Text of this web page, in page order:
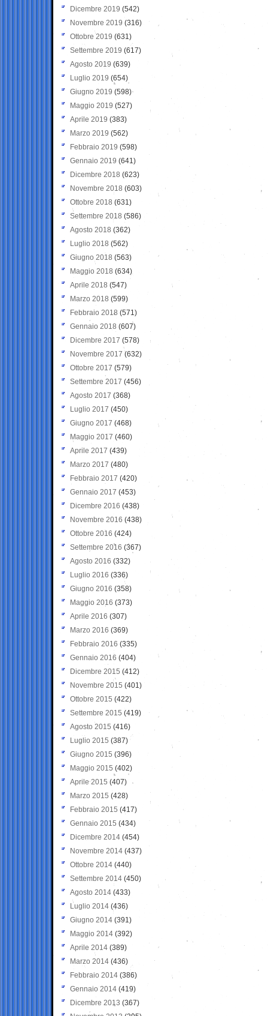
Dicembre 2019 (542)
Novembre 2019 (316)
Ottobre 2019 (631)
Settembre 2019 (617)
Agosto 2019 (639)
Luglio 2019 (654)
Giugno 2019 (598)
Maggio 2019 (527)
Aprile 2019 (383)
Marzo 2019 (562)
Febbraio 2019 (598)
Gennaio 2019 (641)
Dicembre 2018 (623)
Novembre 2018 (603)
Ottobre 2018 (631)
Settembre 2018 (586)
Agosto 2018 (362)
Luglio 2018 (562)
Giugno 2018 (563)
Maggio 2018 (634)
Aprile 2018 (547)
Marzo 2018 (599)
Febbraio 2018 (571)
Gennaio 2018 (607)
Dicembre 2017 (578)
Novembre 2017 (632)
Ottobre 2017 (579)
Settembre 2017 (456)
Agosto 2017 (368)
Luglio 2017 (450)
Giugno 2017 (468)
Maggio 2017 (460)
Aprile 2017 (439)
Marzo 2017 (480)
Febbraio 2017 (420)
Gennaio 2017 (453)
Dicembre 2016 (438)
Novembre 2016 (438)
Ottobre 2016 (424)
Settembre 2016 (367)
Agosto 2016 (332)
Luglio 2016 (336)
Giugno 2016 (358)
Maggio 2016 (373)
Aprile 2016 (307)
Marzo 2016 (369)
Febbraio 2016 (335)
Gennaio 2016 (404)
Dicembre 2015 (412)
Novembre 2015 (401)
Ottobre 2015 (422)
Settembre 2015 (419)
Agosto 2015 (416)
Luglio 2015 (387)
Giugno 2015 (396)
Maggio 2015 (402)
Aprile 2015 (407)
Marzo 2015 (428)
Febbraio 2015 (417)
Gennaio 2015 (434)
Dicembre 2014 (454)
Novembre 2014 (437)
Ottobre 2014 (440)
Settembre 2014 (450)
Agosto 2014 (433)
Luglio 2014 (436)
Giugno 2014 (391)
Maggio 2014 (392)
Aprile 2014 (389)
Marzo 2014 (436)
Febbraio 2014 (386)
Gennaio 2014 (419)
Dicembre 2013 (367)